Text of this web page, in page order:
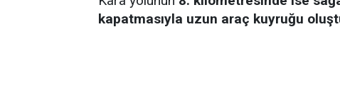
kapatmasıyla uzun araç kuyruğu